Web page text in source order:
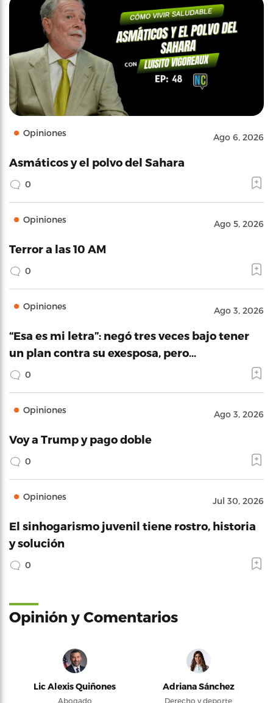
Opiniones Ago 6, 2026
Asmáticos y el polvo del Sahara
0
Opiniones Ago 5, 2026
Terror a las 10 AM
0
Opiniones Ago 3, 2026
“Esa es mi letra”: negó tres veces bajo tener
un plan contra su exesposa, pero…
0
Opiniones Ago 3, 2026
Voy a Trump y pago doble
0
Opiniones Jul 30, 2026
El sinhogarismo juvenil tiene rostro, historia
y solución
0
Opinión y Comentarios
Lic Alexis Quiñones
Abogado
Adriana Sánchez
Derecho y deporte